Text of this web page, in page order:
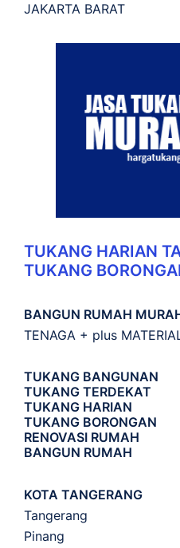
JAKARTA BARAT
TUKANG HARIAN
TUKANG
BANGUN RUMAH
TENAGA + plus
TUKANG BANGUNAN
TUKANG TERDEKAT
TUKANG HARIAN
TUKANG BORONGAN
RENOVASI RUMAH
BANGUN RUMAH
KOTA TANGERANG
Tangerang
Pinang